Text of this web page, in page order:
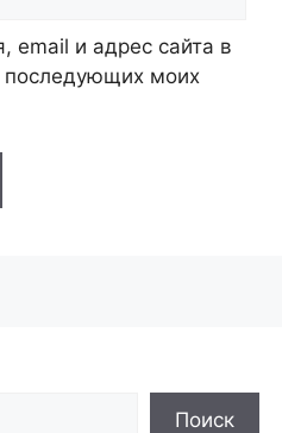
email и адрес сайта в
последующих моих
Поиск